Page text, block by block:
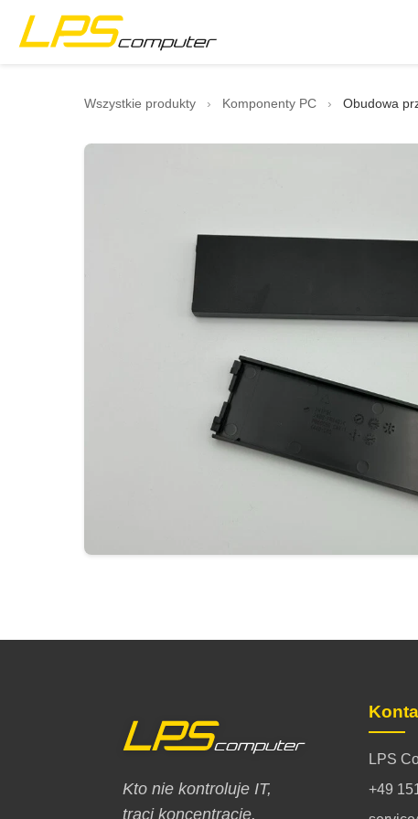
Wszystkie produkty › Komponenty PC › Obudowa
Kto nie kontroluje IT,
traci koncentrację.
LPS
+49